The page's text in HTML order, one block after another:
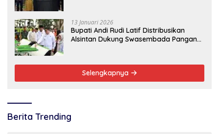
13 Januari 2026
Bupati Andi Rudi Latif Distribusikan
Alsintan Dukung Swasembada Pangan
Selengkapnya
Berita Trending